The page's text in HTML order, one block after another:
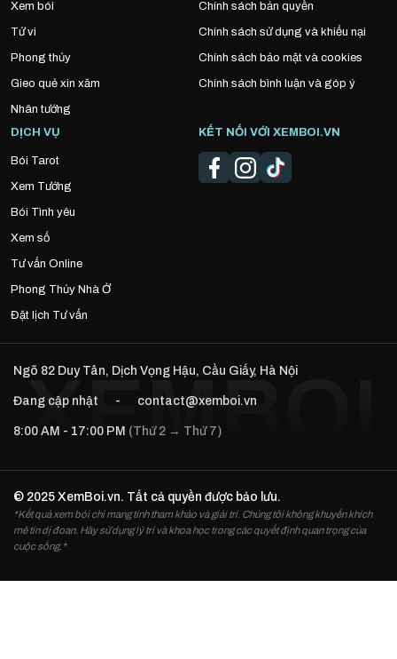
Xem bói
Tử vi
Phong thủy
Gieo quẻ xin xăm
Nhân tướng
Chính sách bản quyền
Chính sách sử dụng và khiếu nại
Chính sách bảo mật và cookies
Chính sách bình luận và góp ý
DỊCH VỤ
Bói Tarot
Xem Tướng
Bói Tình yêu
Xem số
Tư vấn Online
Phong Thủy Nhà Ở
Đặt lịch Tư vấn
KẾT NỐI VỚI XEMBOI.VN
Ngõ 82 Duy Tân, Dịch Vọng Hậu, Cầu Giấy, Hà Nội
Đang cập nhật - contact@xemboi.vn
8:00 AM - 17:00 PM (Thứ 2 → Thứ 7)
© 2025 XemBoi.vn. Tất cả quyền được bảo lưu.
*Kết quả xem bói chỉ mang tính tham khảo và giải trí. Chúng tôi không khuyến khích
mê tín dị đoan. Hãy sử dụng lý trí và khoa học trong các quyết định quan trọng của
cuộc sống.*